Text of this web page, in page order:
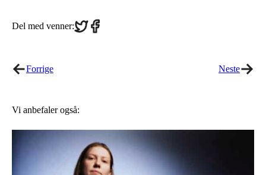
Del med venner:Share
on
Share
on
Forrige Neste
Vi anbefaler også: